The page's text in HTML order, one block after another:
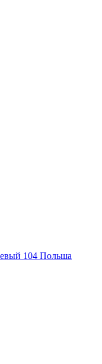
104 Польша